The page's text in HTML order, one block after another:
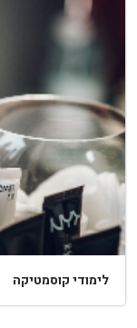
לימודי קוסמטיקה